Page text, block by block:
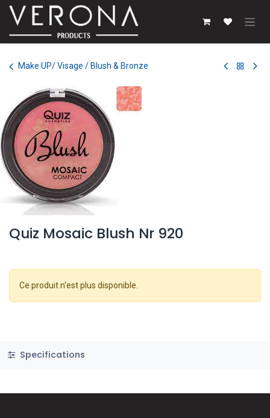
Se rendre au contenu
Make UP/ Visage / Blush & Bronze
Quiz Mosaic Blush Nr 920
Ce produit n'est plus disponible.
Specifications